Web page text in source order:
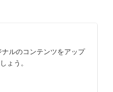
ルのコンテンツをアップ
ょう。